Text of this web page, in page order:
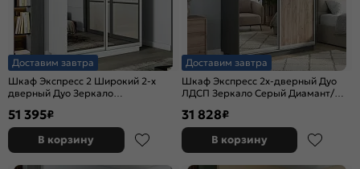
Доставим завтра
Шкаф Экспресс 2 Широкий 2-х
дверный Дуо Зеркало
1800*2400*600
51 395₽
В корзину
Доставим завтра
Шкаф Экспресс 2х-дверный Дуо
ЛДСП Зеркало Серый Диамант/
31 828₽
В корзину